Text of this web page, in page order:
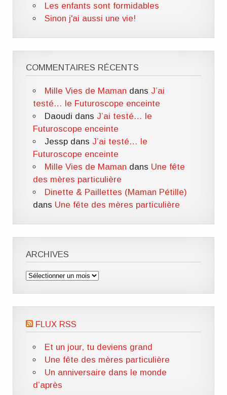
Les enfants sont formidables
Sinon j'ai aussi une vie!
COMMENTAIRES RÉCENTS
Mille Vies de Maman dans J’ai
testé… le Futuroscope enceinte
Daoudi dans J’ai testé… le
Futuroscope enceinte
Jesspdans J’ai testé… le
Futuroscope enceinte
Mille Vies de Maman dans Une fête
des mères particulière
Dinette & Paillettes (Maman Pétille)
dans Une fête des mères particulière
ARCHIVES
Archives
FLUX RSS
Et un jour, tu deviens grand
Une fête des mères particulière
Un anniversaire dans le monde
d’après